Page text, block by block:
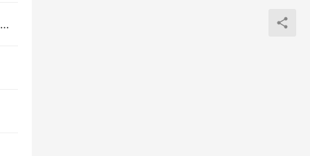
2025年天津公安警官职业学院在四川招生代码及专业代码